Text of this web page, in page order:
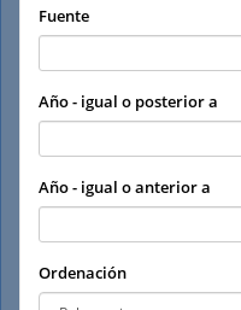
Fuente
Año - igual o posterior a
Año - igual o anterior a
Ordenación